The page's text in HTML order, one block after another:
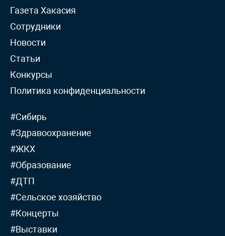
Газета Хакасия
Сотрудники
Новости
Статьи
Конкурсы
Политика конфиденциальности
#Сибирь
#Здравоохранение
#ЖКХ
#Образование
#ДТП
#Сельское хозяйство
#Концерты
#Выставки